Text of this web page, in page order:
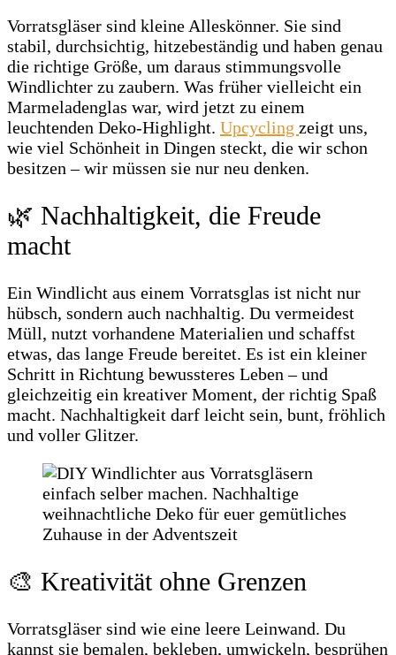
Vorratsgläser sind kleine Alleskönner. Sie sind
stabil, durchsichtig, hitzebeständig und haben genau
die richtige Größe, um daraus stimmungsvolle
Windlichter zu zaubern. Was früher vielleicht ein
Marmeladenglas war, wird jetzt zu einem
leuchtenden Deko‑Highlight. Upcycling zeigt uns,
wie viel Schönheit in Dingen steckt, die wir schon
besitzen – wir müssen sie nur neu denken.
🌿 Nachhaltigkeit, die Freude
macht
Ein Windlicht aus einem Vorratsglas ist nicht nur
hübsch, sondern auch nachhaltig. Du vermeidest
Müll, nutzt vorhandene Materialien und schaffst
etwas, das lange Freude bereitet. Es ist ein kleiner
Schritt in Richtung bewussteres Leben – und
gleichzeitig ein kreativer Moment, der richtig Spaß
macht. Nachhaltigkeit darf leicht sein, bunt, fröhlich
und voller Glitzer.
🎨 Kreativität ohne Grenzen
Vorratsgläser sind wie eine leere Leinwand. Du
kannst sie bemalen, bekleben, umwickeln, besprühen